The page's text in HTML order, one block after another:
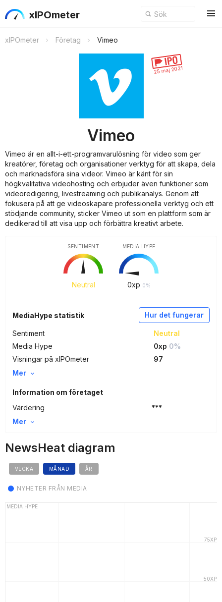
xIPOmeter
xIPOmeter Företag Vimeo
25 maj 2021
Vimeo
Vimeo är en allt-i-ett-programvarulösning för video som ger
kreatörer, företag och organisationer verktyg för att skapa, dela
och marknadsföra sina videor. Vimeo är känt för sin
högkvalitativa videohosting och erbjuder även funktioner som
videoredigering, livestreaming och publikanalys. Genom att
fokusera på att ge videoskapare professionella verktyg och ett
stödjande community, sticker Vimeo ut som en plattform som är
dedikerad till att visa upp och förbättra kreativt arbete.
Neutral
SENTIMENT
0xp 0%
MEDIA HYPE
Hur det fungerar
MediaHype statistik
Sentiment
Neutral
Media Hype
0xp 0%
Visningar på xIPOmeter
97
Mer
Information om företaget
Värdering
***
Mer
NewsHeat diagram
VECKA MÅNAD ÅR
NYHETER FRÅN MEDIA